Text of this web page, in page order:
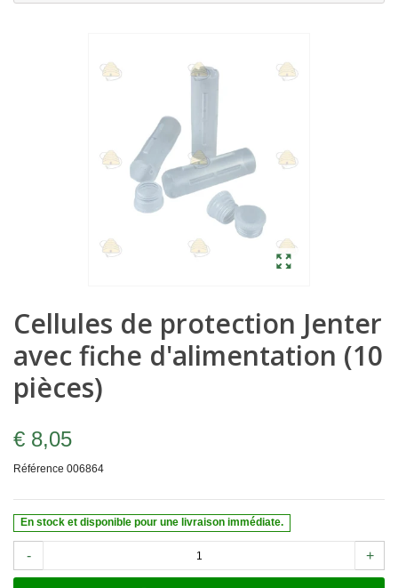
Cellules de protection Jenter
avec fiche d'alimentation (10
pièces)
€ 8,05
Référence 006864
En stock et disponible pour une livraison immédiate.
- +